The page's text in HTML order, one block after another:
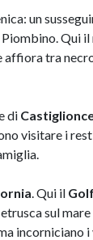
un
Qui
affiora tra
di
visitare i
. Qui il
sul
incorniciano